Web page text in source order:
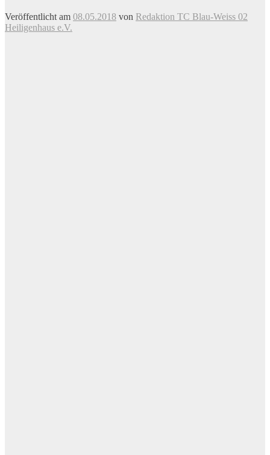
Veröffentlicht am 08.05.2018 von Redaktion TC Blau-Weiss 02
Heiligenhaus e.V.